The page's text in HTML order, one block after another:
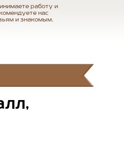
работу и
нас
и знакомым.